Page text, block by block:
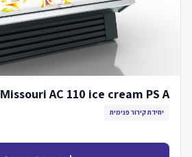
Мissouri AC 110 ice cream PS A
יחידת קירור פנימית